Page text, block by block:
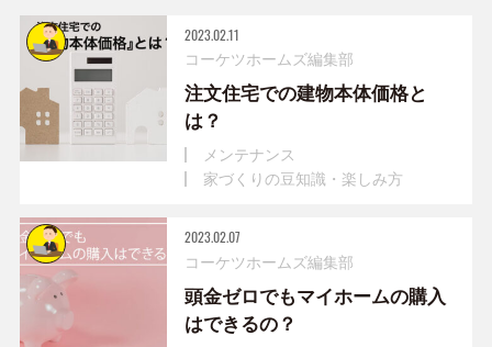
2023.02.11
コーケツホームズ編集部
注文住宅での建物本体価格と
は？
メンテナンス
家づくりの豆知識・楽しみ方
2023.02.07
コーケツホームズ編集部
頭金ゼロでもマイホームの購入
はできるの？